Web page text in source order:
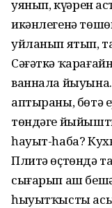
уянып, күҙҙәрен
икәнлегенә
уйланып ятып,
Сәғәткә
ваннала йыуына.
аптыраны, бөтә
төндәге
һауыт-һаба?
Плитә өҫтөндә
сығарып аш
һыуытҡысты